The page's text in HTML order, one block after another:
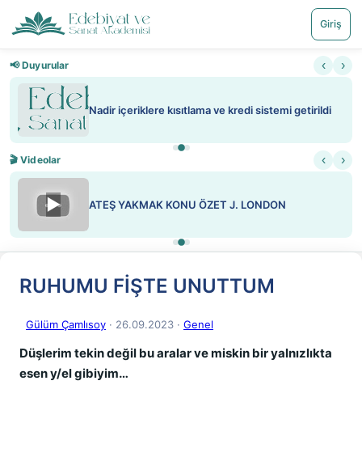
Giriş
📢 Duyurular ‹ ›
Nadir içeriklere kısıtlama ve kredi sistemi getirildi
🎬 Videolar ‹ ›
▶ ATEŞ YAKMAK KONU ÖZET J. LONDON
RUHUMU FİŞTE UNUTTUM
Gülüm Çamlısoy · 26.09.2023 · Genel
Düşlerim tekin değil bu aralar ve miskin bir yalnızlıkta
esen y/el gibiyim…